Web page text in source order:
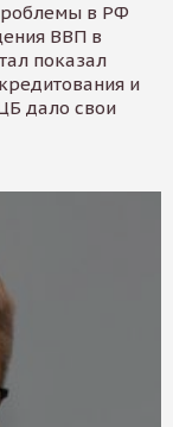
в РФ
ВВП в
показал
и
дало свои